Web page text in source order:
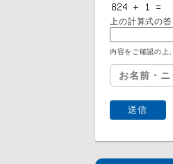
上の計算式の
内容をご確認の上